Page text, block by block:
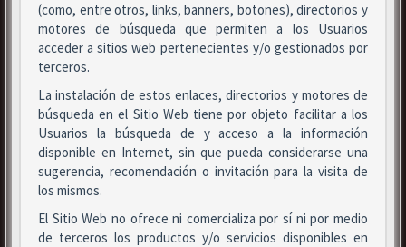
(como, entre otros, links, banners, botones), directorios y
motores de búsqueda que permiten a los Usuarios
acceder a sitios web pertenecientes y/o gestionados por
terceros.
La instalación de estos enlaces, directorios y motores de
búsqueda en el Sitio Web tiene por objeto facilitar a los
Usuarios la búsqueda de y acceso a la información
disponible en Internet, sin que pueda considerarse una
sugerencia, recomendación o invitación para la visita de
los mismos.
El Sitio Web no ofrece ni comercializa por sí ni por medio
de terceros los productos y/o servicios disponibles en